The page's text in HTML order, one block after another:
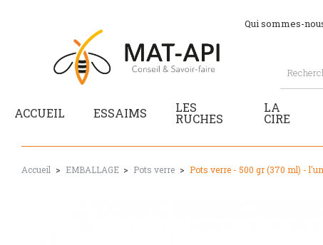
Qui sommes-
ACCUEIL ESSAIMS LES
RUCHES
LA
CIRE
Accueil EMBALLAGE Pots verre Pots verre - 500 gr (370 ml) -